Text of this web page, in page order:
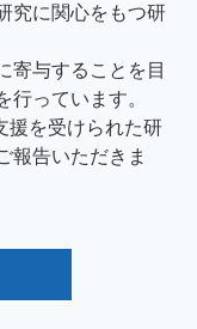
究に関心をもつ研
寄与することを目
行っています。
援を受けられた研
報告いただきま